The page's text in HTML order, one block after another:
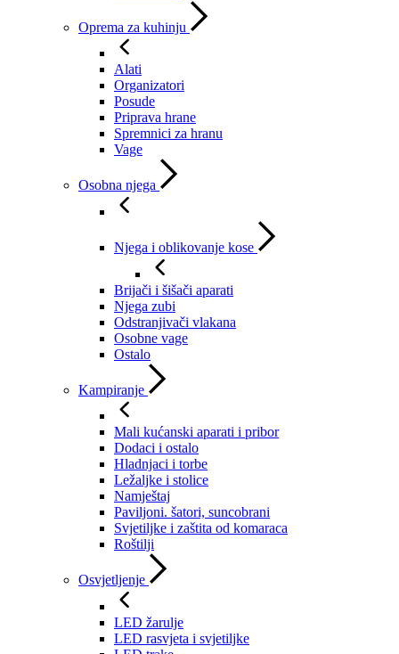
Oprema za kuhinju
Alati
Organizatori
Posude
Priprava hrane
Spremnici za hranu
Vage
Osobna njega
Njega i oblikovanje kose
Brijači i šišači aparati
Njega zubi
Odstranjivači vlakana
Osobne vage
Ostalo
Kampiranje
Mali kućanski aparati i pribor
Dodaci i ostalo
Hladnjaci i torbe
Ležaljke i stolice
Namještaj
Paviljoni. šatori, suncobrani
Svjetiljke i zaštita od komaraca
Roštilji
Osvjetljenje
LED žarulje
LED rasvjeta i svjetiljke